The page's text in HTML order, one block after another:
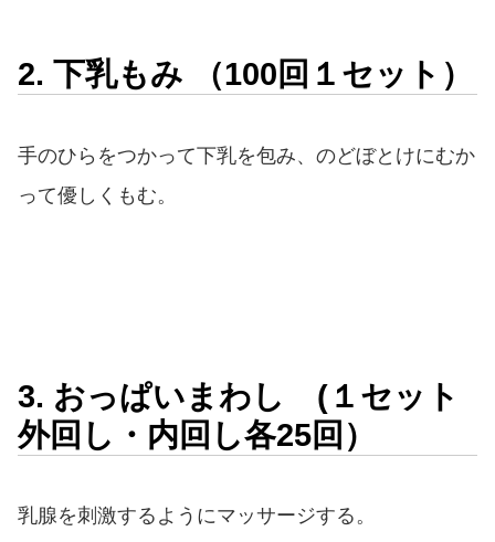
2. 下乳もみ （100回１セット）
手のひらをつかって下乳を包み、のどぼとけにむか
って優しくもむ。
3. おっぱいまわし (１セット
外回し・内回し各25回）
乳腺を刺激するようにマッサージする。